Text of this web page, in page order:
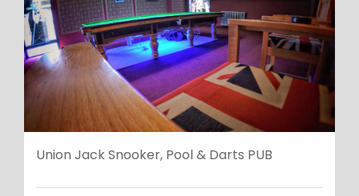
Union Jack Snooker, Pool & Darts PUB